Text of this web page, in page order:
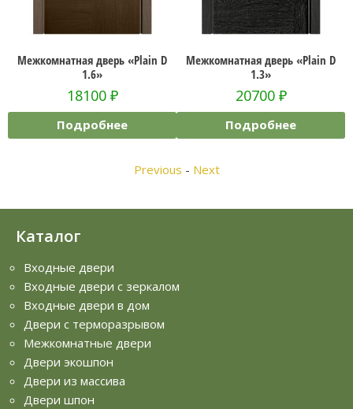
Межкомнатная дверь «Plain D
1.6»
18100 ₽
Подробнее
Межкомнатная дверь «Plain D
1.3»
20700 ₽
Подробнее
Previous - Next
Каталог
Входные двери
Входные двери с зеркалом
Входные двери в дом
Двери с терморазрывом
Межкомнатные двери
Двери экошпон
Двери из массива
Двери шпон